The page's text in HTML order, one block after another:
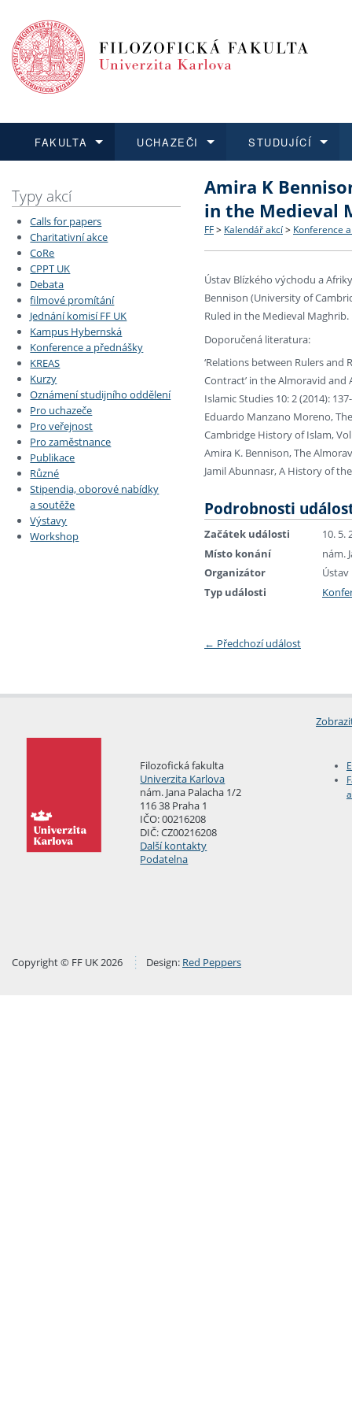
FAKULTA
Dozvědět se více
Struktura a historie
Strategie a další
Absolventi fakulty
UCHAZEČI
Podat přihlášku
Co studovat a jak se
Učitelské studijní
STUDUJÍCÍ
Dozvědět se více
Bakalářské a magisterské
Doktorské studium
Dozvědět se více
O vědě a výzkumu na FF
Akademické kvalifikace
Dozvědět se více
Aktuální nabídky a
Vyjíždějící studenti
Vyjíždějící zaměstnanci
Typy akcí
Calls for papers
Charitativní akce
CoRe
CPPT UK
Debata
filmové promítání
Jednání komisí FF UK
Kampus Hybernská
Konference a přednášky
KREAS
Kurzy
Oznámení studijního oddělení
Pro uchazeče
Pro veřejnost
Pro zaměstnance
Publikace
Různé
Stipendia, oborové nabídky
a soutěže
Výstavy
Workshop
Amira K
in the Medieval
FF > Kalendář akcí > Konference
Ústav Blízkého východu a
Bennison (University of
Ruled in the Medieval Maghrib.
Doporučená literatura:
‘Relations between Rulers and
Contract’ in the Almoravid and
Islamic Studies 10: 2 (2014):
Eduardo Manzano Moreno,
Cambridge History of Islam,
Amira K. Bennison, The
Jamil Abunnasr, A History of
Podrobnosti
Začátek události
10. 5.
Místo konání
nám.
Organizátor
Ústav
Typ události
← Předchozí událost
Filozofická fakulta
Univerzita Karlova
nám. Jana Palacha 1/2
116 38 Praha 1
IČO: 00216208
DIČ: CZ00216208
Další kontakty
Podatelna
Copyright © FF UK 2026 Design: Red Peppers